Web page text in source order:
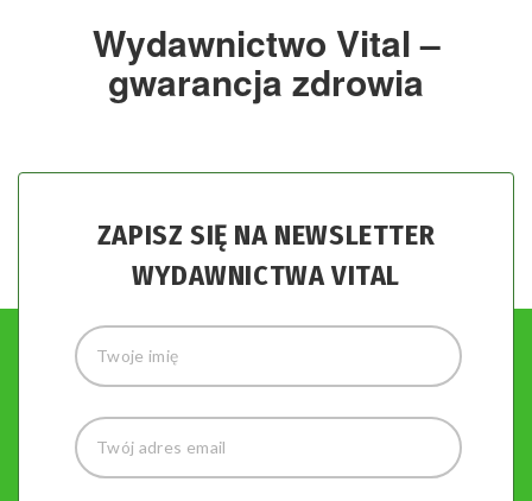
Wydawnictwo Vital –
gwarancja zdrowia
ZAPISZ SIĘ NA NEWSLETTER
WYDAWNICTWA VITAL